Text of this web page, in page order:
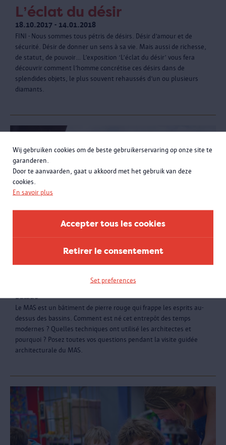
Wij gebruiken cookies om de beste gebruikerservaring op onze site te
garanderen.
Door te aanvaarden, gaat u akkoord met het gebruik van deze
cookies.
En savoir plus
Accepter tous les cookies
Retirer le consentement
Set preferences
L’éclat du désir
18.10.2017 - 14.01.2018
FINI - Nous sommes tous pétris de désirs. Désir d’amour et de
sécurité. Désir de donner un sens à sa vie. Mais aussi de richesse,
de statut, de pouvoir… L’exposition ‘L’éclat du désir’ vous fera
découvrir comment l’homme concrétise ces désirs dans de
splendides objets, le plus souvent rehaussés d’un ou plusieurs
diamants.
La beauté architecturale du
Balade
Le MAS est un bâtiment de pierre rouge qui frappe les esprits au-
dessus des bassins. Comment est né cet entrepôt des temps
modernes ? Quelles techniques ont utilisé les architectes et
pourquoi ? Posez toutes vos questions pendant la visite guidée
architecturale du MAS.